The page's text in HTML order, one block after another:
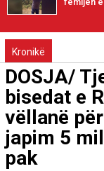
Kronikë
DOSJA/
bisedat e
vëllanë
japim 5
pak